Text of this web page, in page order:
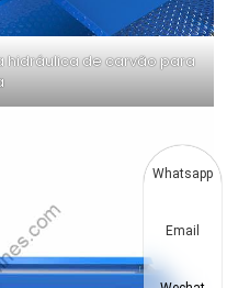
hidráulica de carvão para
Whatsapp
Email